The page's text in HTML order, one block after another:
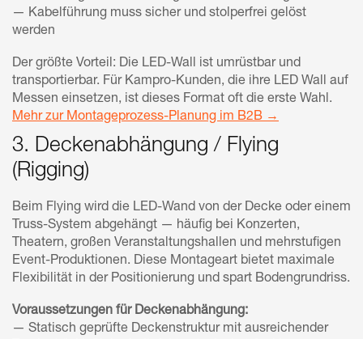
— Kabelführung muss sicher und stolperfrei gelöst
werden
Der größte Vorteil: Die LED-Wall ist umrüstbar und
transportierbar. Für Kampro-Kunden, die ihre LED Wall auf
Messen einsetzen, ist dieses Format oft die erste Wahl.
Mehr zur Montageprozess-Planung im B2B →
3. Deckenabhängung / Flying
(Rigging)
Beim Flying wird die LED-Wand von der Decke oder einem
Truss-System abgehängt — häufig bei Konzerten,
Theatern, großen Veranstaltungshallen und mehrstufigen
Event-Produktionen. Diese Montageart bietet maximale
Flexibilität in der Positionierung und spart Bodengrundriss.
Voraussetzungen für Deckenabhängung:
— Statisch geprüfte Deckenstruktur mit ausreichender